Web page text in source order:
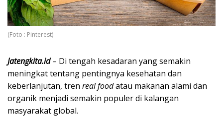
(Foto : Pinterest)
Jatengkita.id– Di tengah kesadaran yang semakin
meningkat tentang pentingnya kesehatan dan
keberlanjutan, tren real foodatau makanan alami dan
organik menjadi semakin populer di kalangan
masyarakat global.